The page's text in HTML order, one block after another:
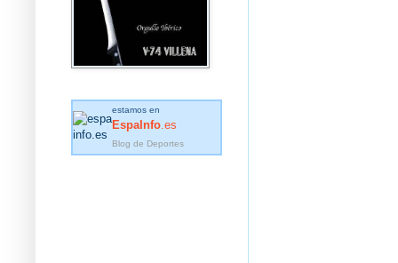
estamos en
EspaInfo .es
Blog de Deportes